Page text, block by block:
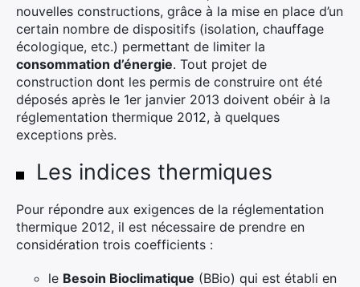
nouvelles constructions, grâce à la mise en place d’un
certain nombre de dispositifs (isolation, chauffage
écologique, etc.) permettant de limiter la
consommation d’énergie. Tout projet de
construction dont les permis de construire ont été
déposés après le 1er janvier 2013 doivent obéir à la
réglementation thermique 2012, à quelques
exceptions près.
Les indices thermiques
Pour répondre aux exigences de la réglementation
thermique 2012, il est nécessaire de prendre en
considération trois coefficients :
le Besoin Bioclimatique (BBio) qui est établi en